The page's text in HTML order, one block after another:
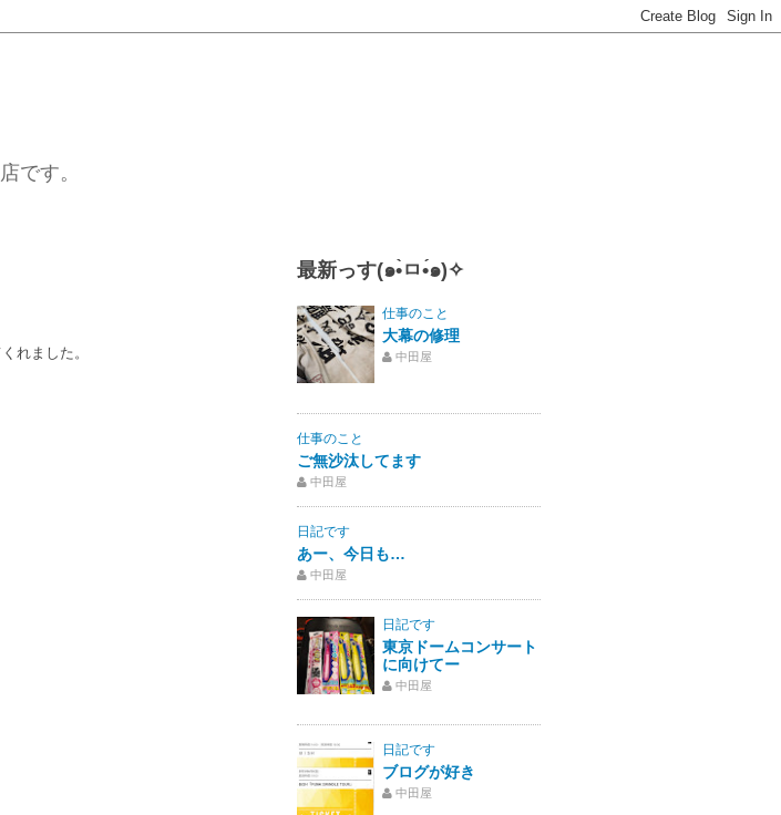
です。
れました。
最新っす(๑•̀ㅁ•́๑)✧
仕事のこと
大幕の修理
中田屋
仕事のこと
ご無沙汰してます
中田屋
日記です
あー、今日も…
中田屋
日記です
東京ドームコンサート
に向けてー
中田屋
日記です
ブログが好き
中田屋